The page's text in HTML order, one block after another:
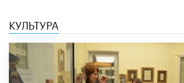
КУЛЬТУРА